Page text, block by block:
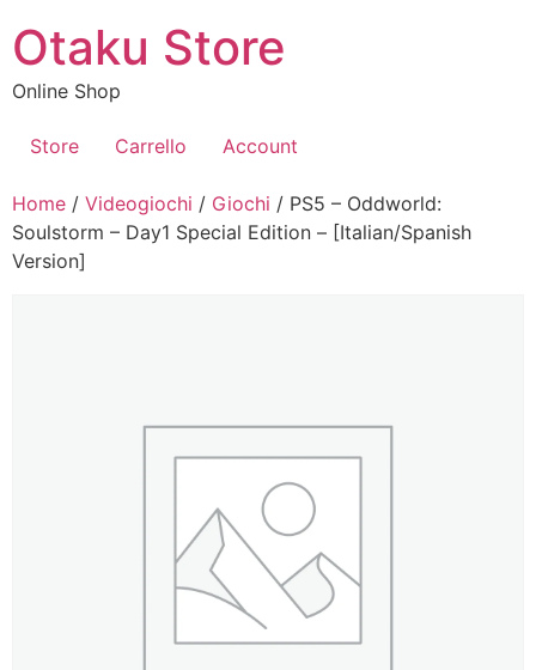
contenuto
Otaku Store
Online Shop
Store Carrello Account
Home / Videogiochi / Giochi / PS5 – Oddworld:
Soulstorm – Day1 Special Edition – [Italian/Spanish
Version]